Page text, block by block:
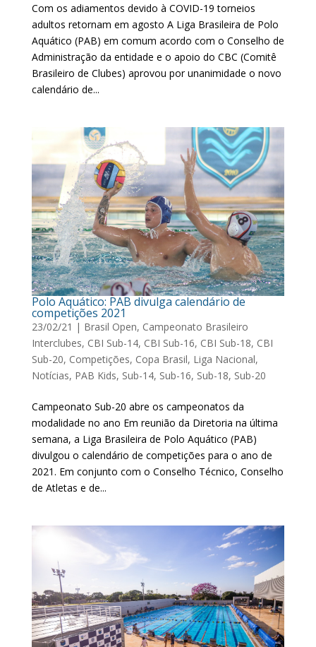
Com os adiamentos devido à COVID-19 torneios
adultos retornam em agosto A Liga Brasileira de Polo
Aquático (PAB) em comum acordo com o Conselho de
Administração da entidade e o apoio do CBC (Comitê
Brasileiro de Clubes) aprovou por unanimidade o novo
calendário de...
Polo Aquático: PAB divulga calendário de
competições 2021
23/02/21 | Brasil Open, Campeonato Brasileiro
Interclubes, CBI Sub-14, CBI Sub-16, CBI Sub-18, CBI
Sub-20, Competições, Copa Brasil, Liga Nacional,
Notícias, PAB Kids, Sub-14, Sub-16, Sub-18, Sub-20
Campeonato Sub-20 abre os campeonatos da
modalidade no ano Em reunião da Diretoria na última
semana, a Liga Brasileira de Polo Aquático (PAB)
divulgou o calendário de competições para o ano de
2021. Em conjunto com o Conselho Técnico, Conselho
de Atletas e de...